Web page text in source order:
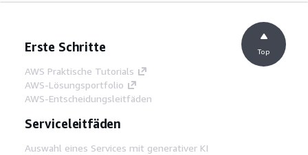
Erste Schritte
AWS Praktische Tutorials
AWS-Lösungsportfolio
AWS-Entscheidungsleitfäden
Serviceleitfäden
Auswahl eines Services mit generativer KI
Top